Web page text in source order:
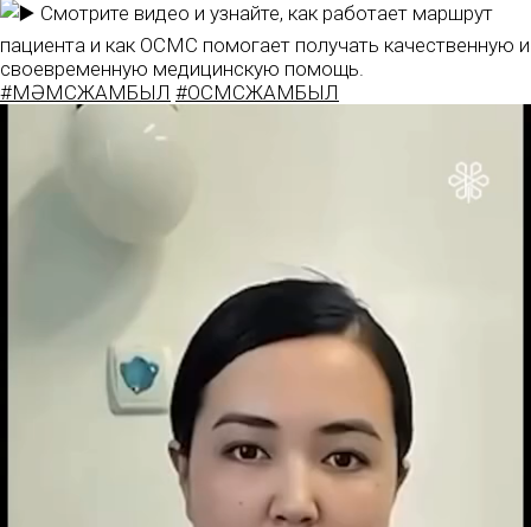
Смотрите видео и узнайте, как работает маршрут
пациента и как ОСМС помогает получать качественную и
своевременную медицинскую помощь.
#МӘМСЖАМБЫЛ #ОСМСЖАМБЫЛ
Видеоплеер